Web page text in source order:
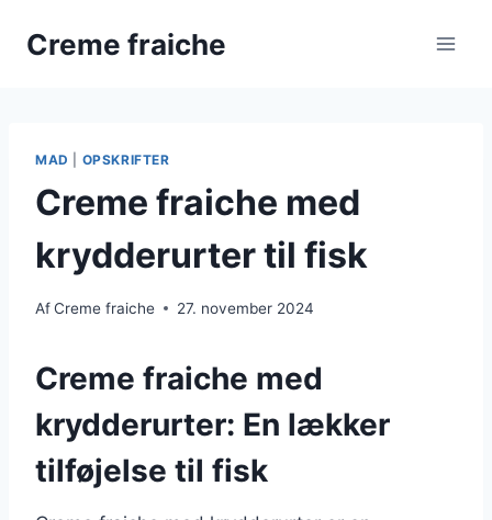
Creme fraiche
MAD OPSKRIFTER
Creme fraiche med
krydderurter til fisk
AfCreme fraiche 27. november 2024
Creme fraiche med
krydderurter: En lækker
tilføjelse til fisk